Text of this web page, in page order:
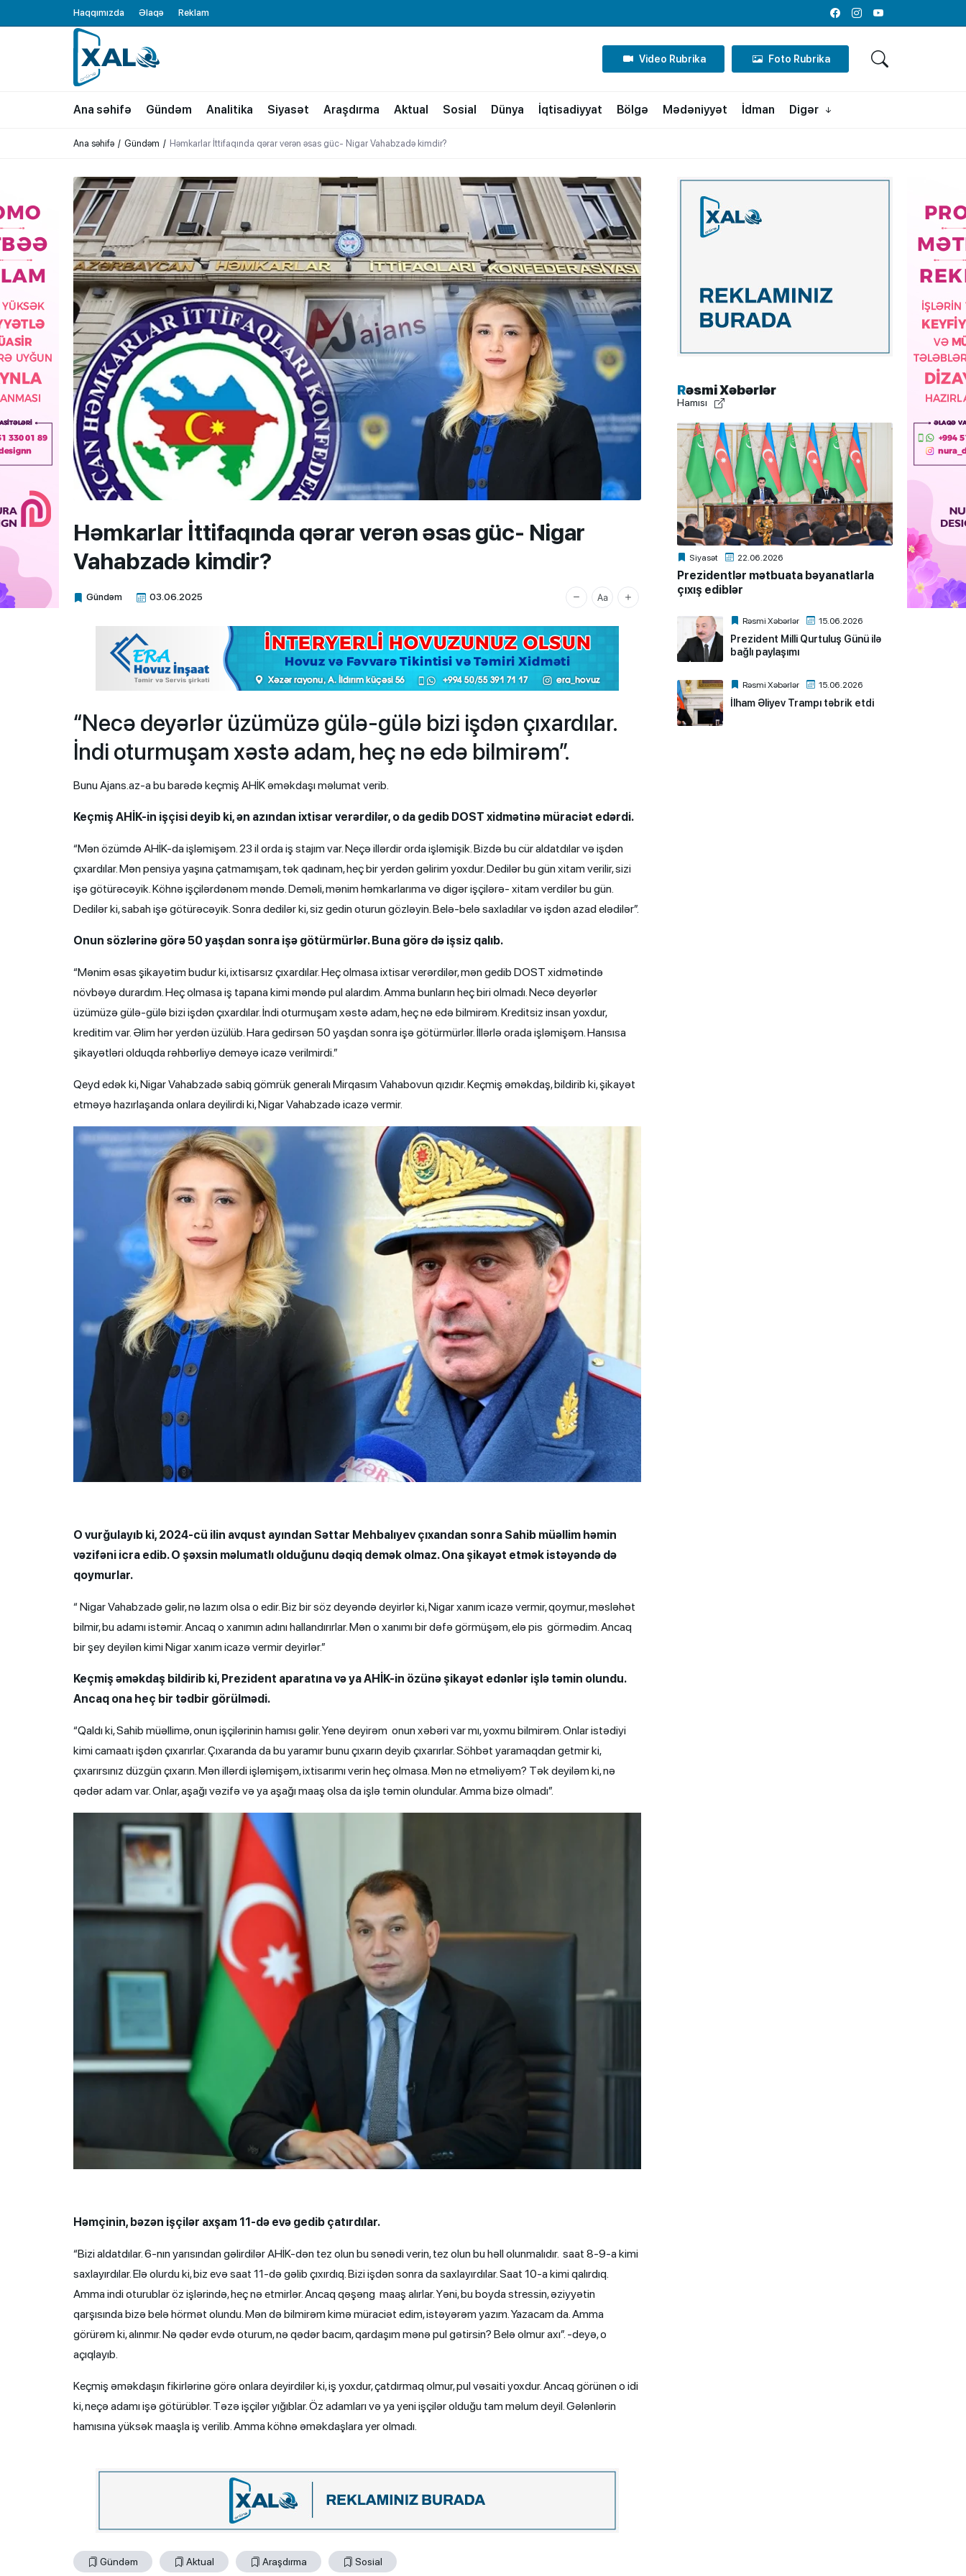
Haqqımızda Əlaqə Reklam
FacebookInstagramYoutube
XALQ.ONLINE
ONLAYN PLATFORMA
Video Rubrika Foto Rubrika
Ana səhifə Gündəm Analitika Siyasət Araşdırma Aktual Sosial Dünya İqtisadiyyat Bölgə Mədəniyyət İdman Digər
Ana səhifə Gündəm Həmkarlar İttifaqında qərar verən əsas güc- Nigar Vahabzadə kimdir?
Həmkarlar İttifaqında qərar verən əsas güc- Nigar
Vahabzadə kimdir?
Gündəm 03.06.2025
Xalq.Online
“Necə deyərlər üzümüzə gülə-gülə bizi işdən çıxardılar.
İndi oturmuşam xəstə adam, heç nə edə bilmirəm”.
Bunu Ajans.az-a bu barədə keçmiş AHİK əməkdaşı məlumat verib.
Keçmiş AHİK-in işçisi deyib ki, ən azından ixtisar verərdilər, o da gedib DOST xidmətinə müraciət edərdi.
“Mən özümdə AHİK-da işləmişəm. 23 il orda iş stajım var. Neçə illərdir orda işləmişik. Bizdə bu cür aldatdılar və işdən
çıxardılar. Mən pensiya yaşına çatmamışam, tək qadınam, heç bir yerdən gəlirim yoxdur. Dedilər bu gün xitam verilir, sizi
işə götürəcəyik. Köhnə işçilərdənəm məndə. Deməli, mənim həmkarlarıma və digər işçilərə- xitam verdilər bu gün.
Dedilər ki, sabah işə götürəcəyik. Sonra dedilər ki, siz gedin oturun gözləyin. Belə-belə saxladılar və işdən azad elədilər”.
Onun sözlərinə görə 50 yaşdan sonra işə götürmürlər. Buna görə də işsiz qalıb.
“Mənim əsas şikayətim budur ki, ixtisarsız çıxardılar. Heç olmasa ixtisar verərdilər, mən gedib DOST xidmətində
növbəyə durardım. Heç olmasa iş tapana kimi məndə pul alardım. Amma bunların heç biri olmadı. Necə deyərlər
üzümüzə gülə-gülə bizi işdən çıxardılar. İndi oturmuşam xəstə adam, heç nə edə bilmirəm. Kreditsiz insan yoxdur,
kreditim var. Əlim hər yerdən üzülüb. Hara gedirsən 50 yaşdan sonra işə götürmürlər. İllərlə orada işləmişəm. Hansısa
şikayətləri olduqda rəhbərliyə deməyə icazə verilmirdi.”
Qeyd edək ki, Nigar Vahabzadə sabiq gömrük generalı Mirqasım Vahabovun qızıdır. Keçmiş əməkdaş, bildirib ki, şikayət
etməyə hazırlaşanda onlara deyilirdi ki, Nigar Vahabzadə icazə vermir.
O vurğulayıb ki, 2024-cü ilin avqust ayından Səttar Mehbalıyev çıxandan sonra Sahib müəllim həmin
vəzifəni icra edib. O şəxsin məlumatlı olduğunu dəqiq demək olmaz. Ona şikayət etmək istəyəndə də
qoymurlar.
“ Nigar Vahabzadə gəlir, nə lazım olsa o edir. Biz bir söz deyəndə deyirlər ki, Nigar xanım icazə vermir, qoymur, məsləhət
bilmir, bu adamı istəmir. Ancaq o xanımın adını hallandırırlar. Mən o xanımı bir dəfə görmüşəm, elə pis görmədim. Ancaq
bir şey deyilən kimi Nigar xanım icazə vermir deyirlər.”
Keçmiş əməkdaş bildirib ki, Prezident aparatına və ya AHİK-in özünə şikayət edənlər işlə təmin olundu.
Ancaq ona heç bir tədbir görülmədi.
“Qaldı ki, Sahib müəllimə, onun işçilərinin hamısı gəlir. Yenə deyirəm onun xəbəri var mı, yoxmu bilmirəm. Onlar istədiyi
kimi camaatı işdən çıxarırlar. Çıxaranda da bu yaramır bunu çıxarın deyib çıxarırlar. Söhbət yaramaqdan getmir ki,
çıxarırsınız düzgün çıxarın. Mən illərdi işləmişəm, ixtisarımı verin heç olmasa. Mən nə etməliyəm? Tək deyiləm ki, nə
qədər adam var. Onlar, aşağı vəzifə və ya aşağı maaş olsa da işlə təmin olundular. Amma bizə olmadı”.
Həmçinin, bəzən işçilər axşam 11-də evə gedib çatırdılar.
“Bizi aldatdılar. 6-nın yarısından gəlirdilər AHİK-dən tez olun bu sənədi verin, tez olun bu həll olunmalıdır. saat 8-9-a kimi
saxlayırdılar. Elə olurdu ki, biz evə saat 11-də gəlib çıxırdıq. Bizi işdən sonra da saxlayırdılar. Saat 10-a kimi qalırdıq.
Amma indi oturublar öz işlərində, heç nə etmirlər. Ancaq qəşəng maaş alırlar. Yəni, bu boyda stressin, əziyyətin
qarşısında bizə belə hörmət olundu. Mən də bilmirəm kimə müraciət edim, istəyərəm yazım. Yazacam da. Amma
görürəm ki, alınmır. Nə qədər evdə oturum, nə qədər bacım, qardaşım mənə pul gətirsin? Belə olmur axı”. -deyə, o
açıqlayıb.
Keçmiş əməkdaşın fikirlərinə görə onlara deyirdilər ki, iş yoxdur, çatdırmaq olmur, pul vəsaiti yoxdur. Ancaq görünən o idi
ki, neçə adamı işə götürüblər. Təzə işçilər yığıblar. Öz adamları və ya yeni işçilər olduğu tam məlum deyil. Gələnlərin
hamısına yüksək maaşla iş verilib. Amma köhnə əməkdaşlara yer olmadı.
Gündəm Aktual Araşdırma Sosial
Rəsmi Xəbərlər
Hamısı
Siyasət 22.06.2026
Prezidentlər mətbuata bəyanatlarla
çıxış ediblər
Rəsmi Xəbərlər 15.06.2026
Prezident Milli Qurtuluş Günü ilə
bağlı paylaşımı
Rəsmi Xəbərlər 15.06.2026
İlham Əliyev Trampı təbrik etdi